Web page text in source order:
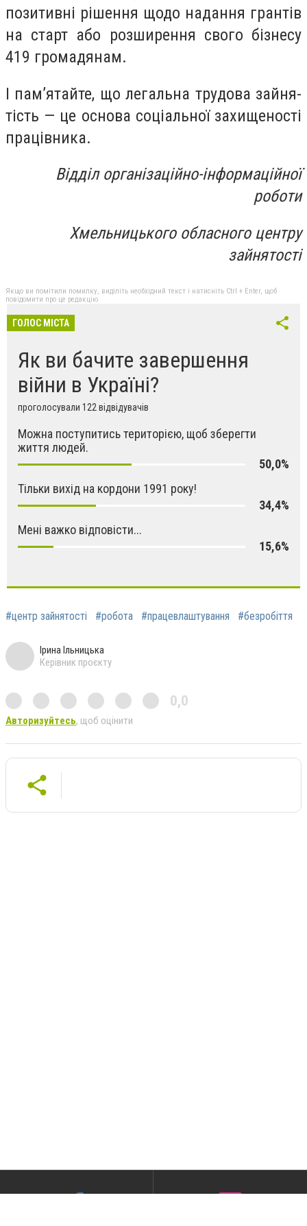
позитивні рішення щодо надання грантів
на старт або розширення свого бізнесу
419 громадянам.
І пам’ятай­те, що ле­галь­на тру­до­ва зай­ня­
тість — це ос­но­ва со­ці­аль­ної за­хи­ще­нос­ті
пра­ців­ни­ка.
Відділ організаційно-інформаційної
роботи
Хмельницького обласного центру
зайнятості
Якщо ви помітили помилку, виділіть необхідний текст і натисніть Ctrl + Enter, щоб
повідомити про це редакцію
ГОЛОС МІСТА
Як ви бачите завершення
війни в Україні?
проголосували 122 відвідувачів
Можна поступитись територією, щоб зберегти
життя людей.
50,0%
Тільки вихід на кордони 1991 року!
34,4%
Мені важко відповісти...
15,6%
#центр зайнятості #робота #працевлаштування #безробіття
Ірина Ільницька
Керівник проєкту
0,0
Авторизуйтесь, щоб оцінити